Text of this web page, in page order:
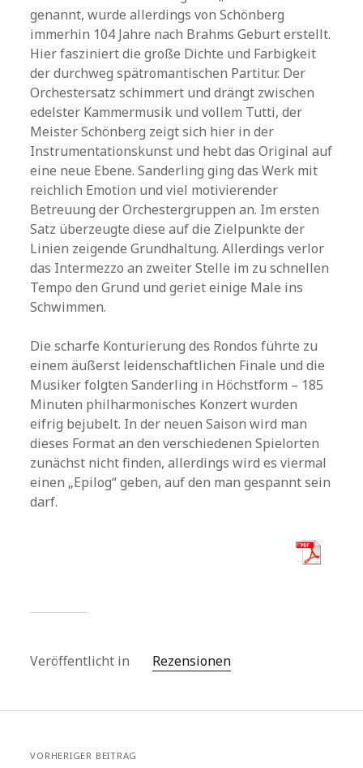
genannt, wurde allerdings von Schönberg
immerhin 104 Jahre nach Brahms Geburt erstellt.
Hier fasziniert die große Dichte und Farbigkeit
der durchweg spätromantischen Partitur. Der
Orchestersatz schimmert und drängt zwischen
edelster Kammermusik und vollem Tutti, der
Meister Schönberg zeigt sich hier in der
Instrumentationskunst und hebt das Original auf
eine neue Ebene. Sanderling ging das Werk mit
reichlich Emotion und viel motivierender
Betreuung der Orchestergruppen an. Im ersten
Satz überzeugte diese auf die Zielpunkte der
Linien zeigende Grundhaltung. Allerdings verlor
das Intermezzo an zweiter Stelle im zu schnellen
Tempo den Grund und geriet einige Male ins
Schwimmen.
Die scharfe Konturierung des Rondos führte zu
einem äußerst leidenschaftlichen Finale und die
Musiker folgten Sanderling in Höchstform – 185
Minuten philharmonisches Konzert wurden
eifrig bejubelt. In der neuen Saison wird man
dieses Format an den verschiedenen Spielorten
zunächst nicht finden, allerdings wird es viermal
einen „Epilog“ geben, auf den man gespannt sein
darf.
Veröffentlicht in Rezensionen
VORHERIGER BEITRAG